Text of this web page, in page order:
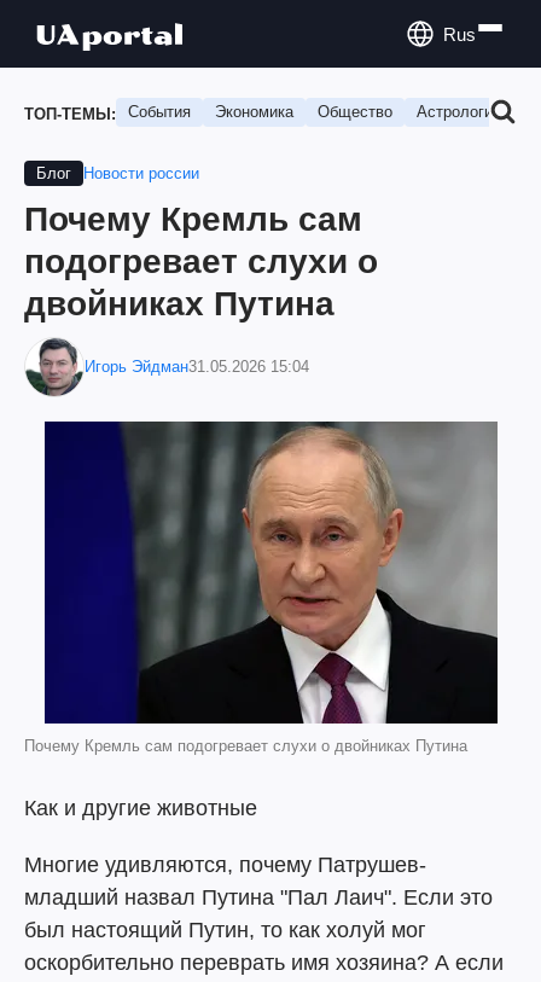
Rus
ТОП-ТЕМЫ: События Экономика Общество Астрология
Блог Новости россии
Почему Кремль сам
подогревает слухи о
двойниках Путина
Игорь Эйдман31.05.2026 15:04
Почему Кремль сам подогревает слухи о двойниках Путина
Как и другие животные
Многие удивляются, почему Патрушев-
младший назвал Путина "Пал Лаич". Если это
был настоящий Путин, то как холуй мог
оскорбительно переврать имя хозяина? А если